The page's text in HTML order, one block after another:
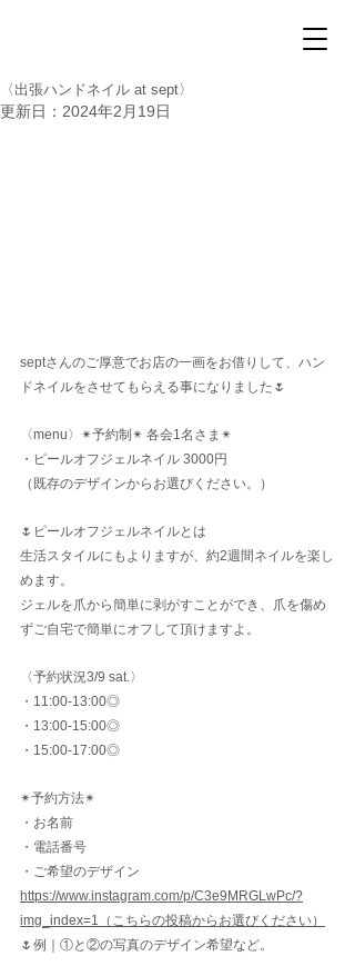
〈出張ハンドネイル at sept〉
更新日： 2024年2月19日
septさんのご厚意でお店の一画をお借りして、ハン
ドネイルをさせてもらえる事になりました🌷
〈menu〉✴︎予約制✴︎ 各会1名さま✴︎
・ピールオフジェルネイル 3000円
（既存のデザインからお選びください。）
🌷ピールオフジェルネイルとは
生活スタイルにもよりますが、約2週間ネイルを楽し
めます。
ジェルを爪から簡単に剥がすことができ、爪を傷め
ずご自宅で簡単にオフして頂けますよ。
〈予約状況3/9 sat.〉
・11:00-13:00◎
・ 13:00-15:00◎
・ 15:00-17:00◎
✴︎予約方法✴︎
・お名前
・電話番号
・ご希望のデザイン
https://www.instagram.com/p/C3e9MRGLwPc/?
img_index=1（こちらの投稿からお選びください）
🌷例｜①と②の写真のデザイン希望など。